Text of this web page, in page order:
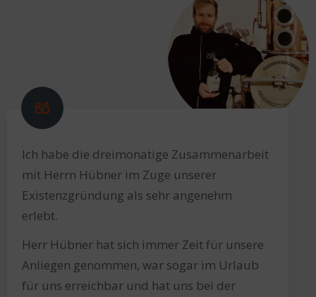
Ich habe die dreimonatige Zusammenarbeit
mit Herrn Hübner im Zuge unserer
Existenzgründung als sehr angenehm
erlebt.
Herr Hübner hat sich immer Zeit für unsere
Anliegen genommen, war sogar im Urlaub
für uns erreichbar und hat uns bei der